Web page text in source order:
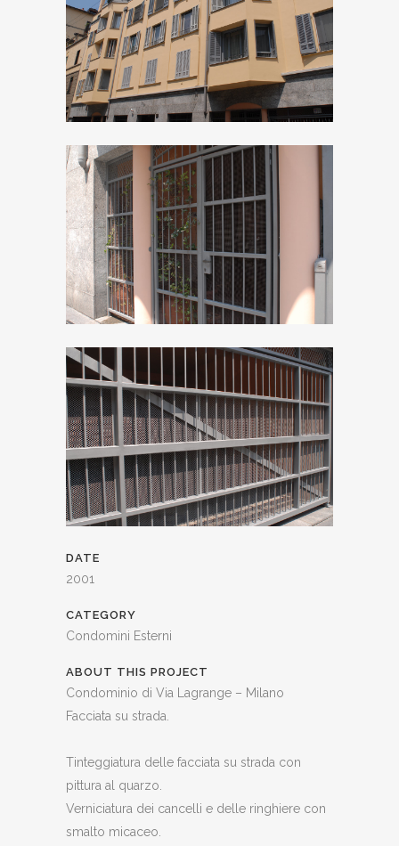
DATE
2001
CATEGORY
Condomini Esterni
ABOUT THIS PROJECT
Condominio di Via Lagrange – Milano
Facciata su strada.
Tinteggiatura delle facciata su strada con
pittura al quarzo.
Verniciatura dei cancelli e delle ringhiere con
smalto micaceo.